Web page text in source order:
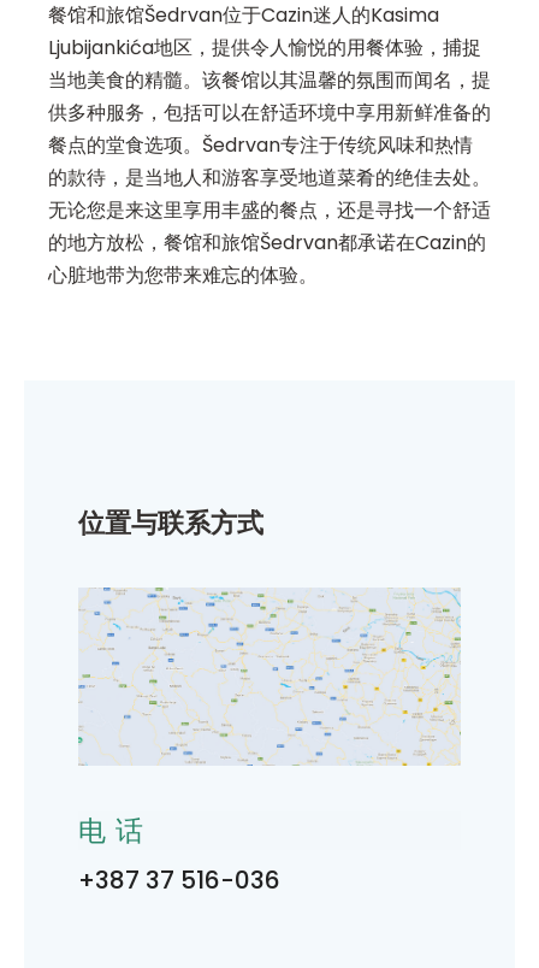
餐馆和旅馆Šedrvan位于Cazin迷人的Kasima
Ljubijankića地区，提供令人愉悦的用餐体验，捕捉
当地美食的精髓。该餐馆以其温馨的氛围而闻名，提
供多种服务，包括可以在舒适环境中享用新鲜准备的
餐点的堂食选项。Šedrvan专注于传统风味和热情
的款待，是当地人和游客享受地道菜肴的绝佳去处。
无论您是来这里享用丰盛的餐点，还是寻找一个舒适
的地方放松，餐馆和旅馆Šedrvan都承诺在Cazin的
心脏地带为您带来难忘的体验。
位置与联系方式
电话
+387 37 516-036